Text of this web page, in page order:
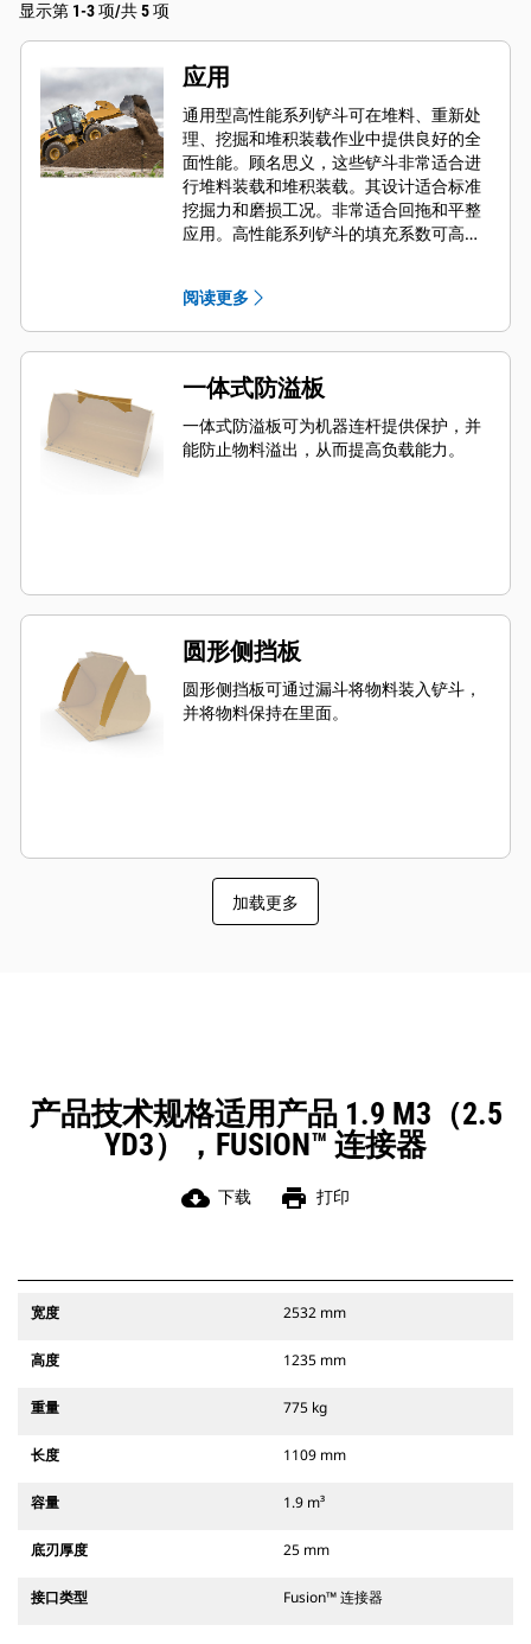
显示第 1-3 项/共 5 项
应用
通用型高性能系列铲斗可在堆料、重新处
理、挖掘和堆积装载作业中提供良好的全
面性能。顾名思义，这些铲斗非常适合进
行堆料装载和堆积装载。其设计适合标准
挖掘力和磨损工况。非常适合回拖和平整
应用。高性能系列铲斗的填充系数可高达
阅读更多
一体式防溢板
一体式防溢板可为机器连杆提供保护，并
能防止物料溢出，从而提高负载能力。
圆形侧挡板
圆形侧挡板可通过漏斗将物料装入铲斗，
并将物料保持在里面。
加载更多
产品技术规格适用产品 1.9 M3（2.5
YD3），FUSION™ 连接器
cloud_download 下载 print 打印
宽度 2532 mm
高度 1235 mm
重量 775 kg
长度 1109 mm
容量 1.9 m³
底刃厚度 25 mm
接口类型 Fusion™ 连接器